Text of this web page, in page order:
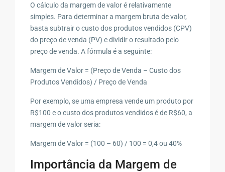
O cálculo da margem de valor é relativamente
simples. Para determinar a margem bruta de valor,
basta subtrair o custo dos produtos vendidos (CPV)
do preço de venda (PV) e dividir o resultado pelo
preço de venda. A fórmula é a seguinte:
Margem de Valor = (Preço de Venda – Custo dos
Produtos Vendidos) / Preço de Venda
Por exemplo, se uma empresa vende um produto por
R$100 e o custo dos produtos vendidos é de R$60, a
margem de valor seria:
Margem de Valor = (100 – 60) / 100 = 0,4 ou 40%
Importância da Margem de